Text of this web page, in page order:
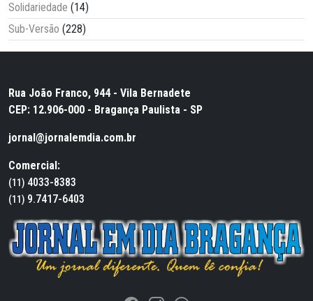
Solidariedade (14)
Sub-Versão (228)
Rua João Franco, 944 - Vila Bernadete
CEP: 12.906-000 - Bragança Paulista - SP
jornal@jornalemdia.com.br
Comercial:
(11) 4033-8383
(11) 9.7417-6403